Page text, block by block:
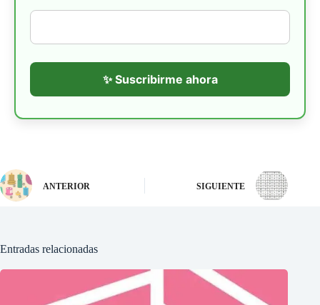
✨ Suscribirme ahora
ANTERIOR SIGUIENTE
Entradas relacionadas